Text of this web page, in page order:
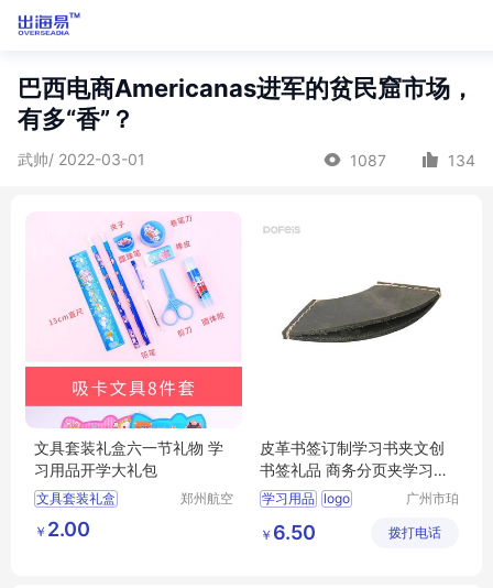
巴西电商Americanas进军的贫民窟市场，
有多“香”？
武帅/ 2022-03-01 1087 134
文具套装礼盒六一节礼物 学
习用品开学大礼包
文具套装礼盒
六一节礼物
学习用品开学大礼包
郑州航空
￥ 2.00
皮革书签订制学习书夹文创
书签礼品 商务分页夹学习用
品压印logo
学习用品 logo
广州市珀
限公司
￥ 6.50 拨打电话